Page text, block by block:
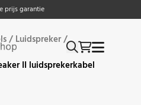
prijs garantie
/ Luidspreker/
II luidsprekerkabel